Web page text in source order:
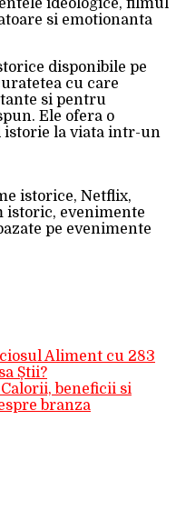
ideologice, filmul
si emotionanta
disponibile pe
cu care
si pentru
Ele ofera o
istorie la viata intr-un
istorice, Netflix,
istoric, evenimente
pe evenimente
Aliment cu 283
Știi?
beneficii si
branza